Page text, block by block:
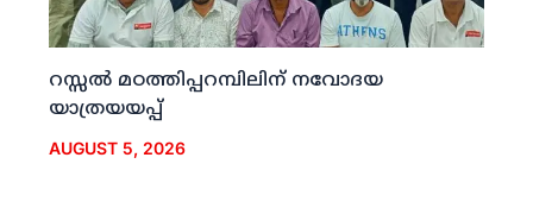
റസ്സല്‍ മഠത്തിപ്പറമ്പിലിന് നവോദയ
യാത്രയയപ്പ്
AUGUST 5, 2026